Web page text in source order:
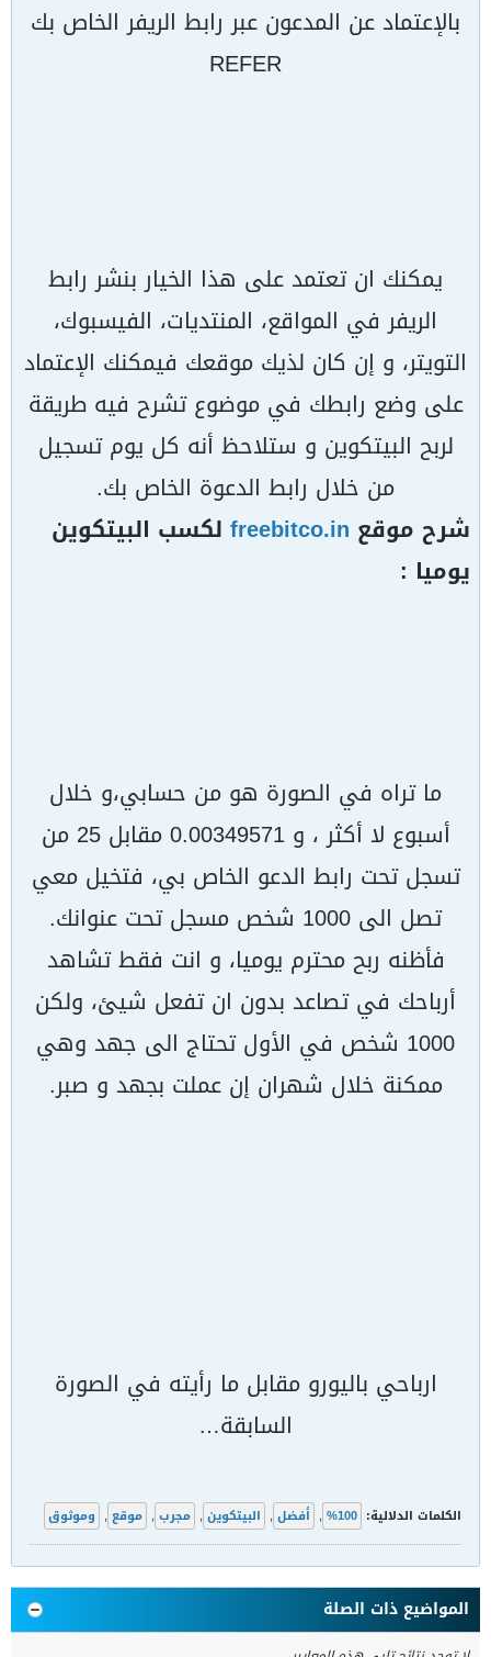
بالإعتماد عن المدعون عبر رابط الريفر الخاص بك
REFER
يمكنك ان تعتمد على هذا الخيار بنشر رابط
الريفر في المواقع، المنتديات، الفيسبوك،
التويتر، و إن كان لذيك موقعك فيمكنك الإعتماد
على وضع رابطك في موضوع تشرح فيه طريقة
لربح البيتكوين و ستلاحظ أنه كل يوم تسجيل
من خلال رابط الدعوة الخاص بك.
شرح موقع freebitco.in لكسب البيتكوين
يوميا :
ما تراه في الصورة هو من حسابي،و خلال
أسبوع لا أكثر ، و 0.00349571 مقابل 25 من
تسجل تحت رابط الدعو الخاص بي، فتخيل معي
تصل الى 1000 شخص مسجل تحت عنوانك.
فأظنه ربح محترم يوميا، و انت فقط تشاهد
أرباحك في تصاعد بدون ان تفعل شيئ، ولكن
1000 شخص في الأول تحتاج الى جهد وهي
ممكنة خلال شهران إن عملت بجهد و صبر.
ارباحي باليورو مقابل ما رأيته في الصورة
السابقة…
الكلمات الدلالية: 100%
, أفضل , البيتكوين , مجرب , موقع , وموثوق
المواضيع ذات الصلة